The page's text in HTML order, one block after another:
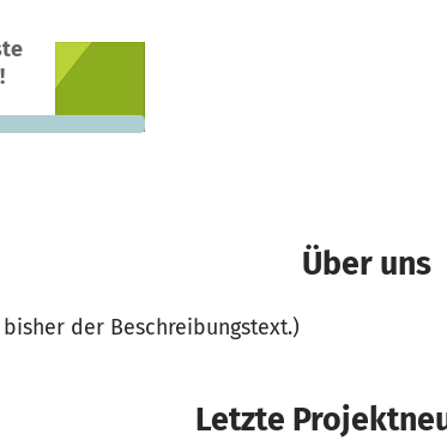
Deutschland
13.900 €
Über uns
der Beschreibungstext.)
Letzte